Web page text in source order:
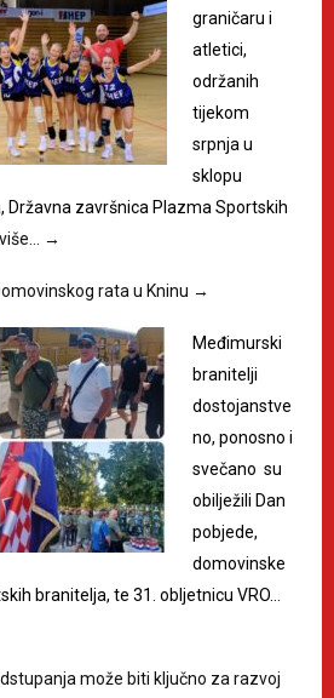
graničaru i
atletici,
održanih
tijekom
srpnja u
sklopu
Državna završnica Plazma Sportskih
→
rata u Kninu →
Međimurski
branitelji
dostojanstve
no, ponosno i
svečano su
obilježili Dan
pobjede,
domovinske
branitelja, te 31. obljetnicu VRO…
može biti ključno za razvoj